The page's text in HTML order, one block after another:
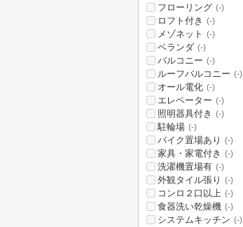
フローリング (-)
ロフト付き (-)
メゾネット (-)
ベランダ (-)
バルコニー (-)
ルーフバルコニー (-)
オール電化 (-)
エレベーター (-)
照明器具付き (-)
駐輪場 (-)
バイク置場あり (-)
家具・家電付き (-)
洗濯機置場有 (-)
外観タイル張り (-)
コンロ２口以上 (-)
食器洗い乾燥機 (-)
システムキッチン (-)